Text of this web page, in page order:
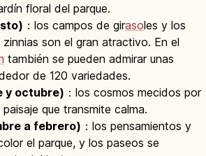
floral del parque.
：los campos de girasoles y los
son el gran atractivo. En el
también se pueden admirar unas
de 120 variedades.
y octubre) ：los cosmos mecidos por
que transmite calma.
a febrero) ：los pensamientos y
el parque, y los paseos se